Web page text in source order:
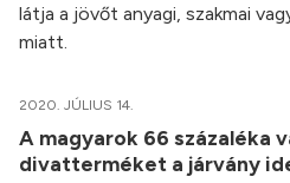
látja a jövőt anyagi, szakmai
miatt.
2020. JÚLIUS 14.
A magyarok 66 százaléka
divatterméket a járvány